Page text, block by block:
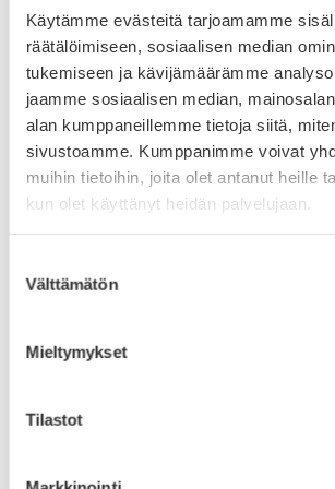
Käytämme evästeitä tarjoamamme
räätälöimiseen, sosiaalisen median
tukemiseen ja kävijämäärämme
jaamme sosiaalisen median,
alan kumppaneillemme tietoja siitä,
sivustoamme. Kumppanimme voivat
muihin tietoihin, joita olet antanut heille
kun olet käyttänyt heidän palvelujaan.
valinta
Välttämätön
Mieltymykset
Tilastot
Länsi- ja Sisä-Suomen